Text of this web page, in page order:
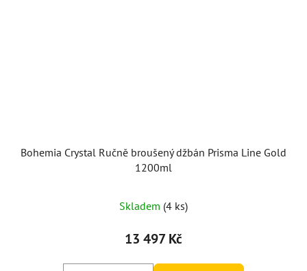
Bohemia Crystal Ručně broušený džbán Prisma Line Gold
1200ml
Skladem (4 ks)
13 497 Kč